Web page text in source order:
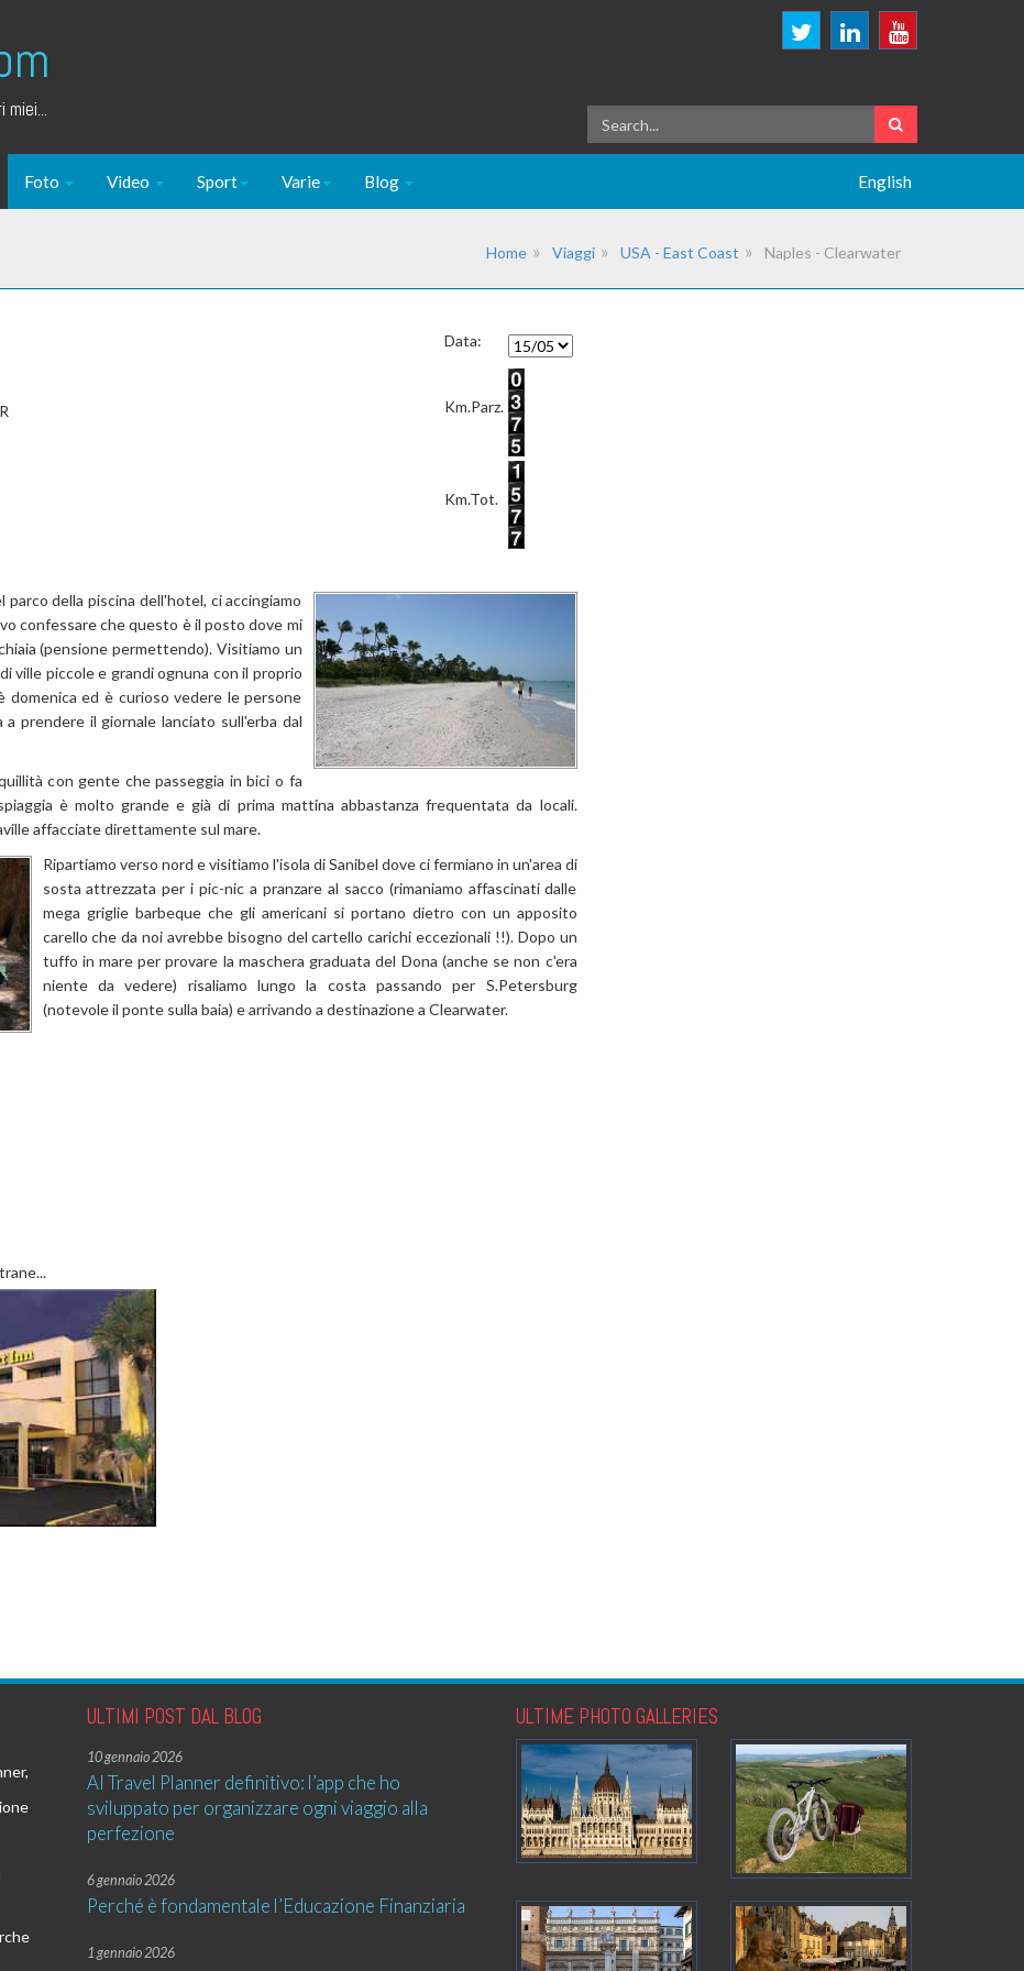
Foto Video Sport Varie Blog English
Home Viaggi USA - East Coast Naples - Clearwater
Data:
Km.Parz.
Km.Tot.
della piscina dell'hotel, ci accingiamo
confessare che questo è il posto dove mi
(pensione permettendo). Visitiamo un
ville piccole e grandi ognuna con il proprio
domenica ed è curioso vedere le persone
prendere il giornale lanciato sull'erba dal
con gente che passeggia in bici o fa
è molto grande e già di prima mattina abbastanza frequentata da locali.
affacciate direttamente sul mare.
Ripartiamo verso nord e visitiamo l'isola di Sanibel dove ci fermiano in un'area di
sosta attrezzata per i pic-nic a pranzare al sacco (rimaniamo affascinati dalle
mega griglie barbeque che gli americani si portano dietro con un apposito
carello che da noi avrebbe bisogno del cartello carichi eccezionali !!). Dopo un
tuffo in mare per provare la maschera graduata del Dona (anche se non c'era
niente da vedere) risaliamo lungo la costa passando per S.Petersburg
(notevole il ponte sulla baia) e arrivando a destinazione a Clearwater.
ULTIMI POST DAL BLOG
10 gennaio 2026
AI Travel Planner definitivo: l’app che ho
sviluppato per organizzare ogni viaggio alla
perfezione
6 gennaio 2026
Perché è fondamentale l’Educazione Finanziaria
1 gennaio 2026
ULTIME PHOTO GALLERIES